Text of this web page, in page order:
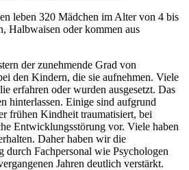
leben 320 Mädchen im Alter von 4 bis
Halbwaisen oder kommen aus
der zunehmende Grad von
den Kindern, die sie aufnehmen. Viele
erfahren oder wurden ausgesetzt. Das
hinterlassen. Einige sind aufgrund
frühen Kindheit traumatisiert, bei
Entwicklungsstörung vor. Viele haben
Daher haben wir die
durch Fachpersonal wie Psychologen
Jahren deutlich verstärkt.